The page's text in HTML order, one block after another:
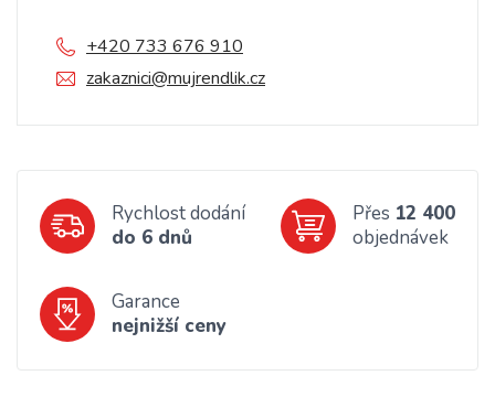
+420 733 676 910
zakaznici@mujrendlik.cz
Rychlost dodání
do 6 dnů
Přes 12 400
objednávek
Garance
nejnižší ceny